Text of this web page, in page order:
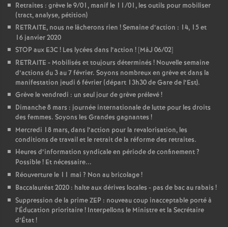
Retraites : grève le 9/01, manif le 11/01, les outils pour mobiliser
(tract, analyse, pétition)
RETRAITE, nous ne lâcherons rien ! Semaine d’action : 14, 15 et
16 janvier 2020
STOP aux E3C! Les lycées dans l’action ! [MàJ 06/02]
RETRAITE - Mobilisés et toujours déterminés ! Nouvelle semaine
d’actions du 3 au 7 février. Soyons nombreux en grève et dans la
manifestation jeudi 6 février (départ 13h30 de Gare de l’Est).
Grève le vendredi : un seul jour de grève prélevé!
Dimanche 8 mars : journée internationale de lutte pour les droits
des femmes. Soyons les Grandes gagnantes !
Mercredi 18 mars, dans l’action pour la revalorisation, les
conditions de travail et le retrait de la réforme des retraites.
Heures d’information syndicale en période de confinement?
Possible! Et nécessaire...
Réouverture le 11 mai ? Non au bricolage!
Baccalauréat 2020 : halte aux dérives locales - pas de bac au rabais !
Suppression de la prime ZEP : nouveau coup inacceptable porté à
l’Éducation prioritaire! Interpellons le Ministre et la Secrétaire
d’État!